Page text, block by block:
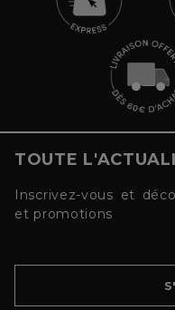
TOUTE
Inscrivez-vous et
et promotions